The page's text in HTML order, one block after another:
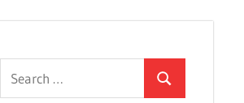
Search
for:
Search